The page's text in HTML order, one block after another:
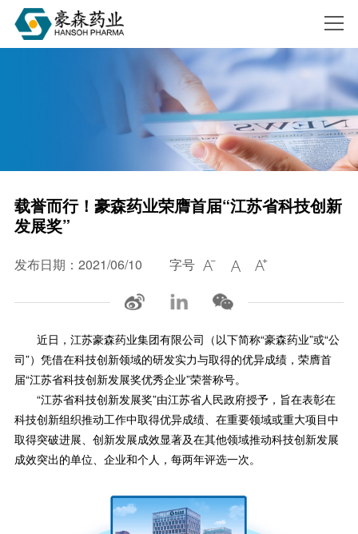
载誉而行！豪森药业荣膺首届“江苏省科技创新
发展奖”
发布日期：2021/06/10 字号   
近日，江苏豪森药业集团有限公司（以下简称“豪森药业”或“公
司”）凭借在科技创新领域的研发实力与取得的优异成绩，荣膺首
届“江苏省科技创新发展奖优秀企业”荣誉称号。
“江苏省科技创新发展奖”由江苏省人民政府授予，旨在表彰在
科技创新组织推动工作中取得优异成绩、在重要领域或重大项目中
取得突破进展、创新发展成效显著及在其他领域推动科技创新发展
成效突出的单位、企业和个人，每两年评选一次。